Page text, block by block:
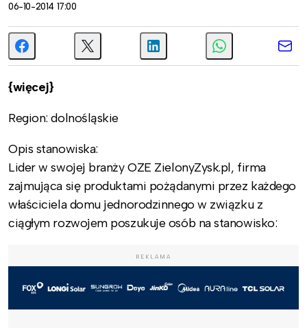
06-10-2014 17:00
{więcej}
Region: dolnośląskie
Opis stanowiska:
Lider w swojej branży OZE ZielonyZysk.pl, firma
zajmująca się produktami pożądanymi przez każdego
właściciela domu jednorodzinnego w związku z
ciągłym rozwojem poszukuje osób na stanowisko:
REKLAMA